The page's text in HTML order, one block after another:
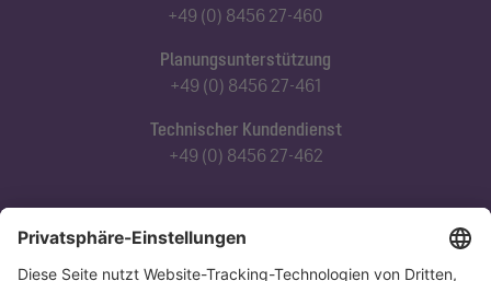
+49 (0) 8456 27-460
Planungsunterstützung
+49 (0) 8456 27-461
Technischer Kundendienst
+49 (0) 8456 27-462
Abonnieren Sie unseren Newsletter
Jetzt anmelden